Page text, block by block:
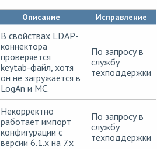
Описание Исправление
В свойствах LDAP-
коннектора
проверяется
keytab-файл, хотя
он не загружается в
LogAn и MC.
По запросу в
службу
техподдержки
Некорректно
работает импорт
конфигурации с
версии 6.1.х на 7.х
По запросу в
службу
техподдержки